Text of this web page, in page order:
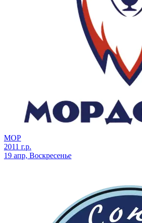
МОР
2011 г.р.
19 апр, Воскресенье